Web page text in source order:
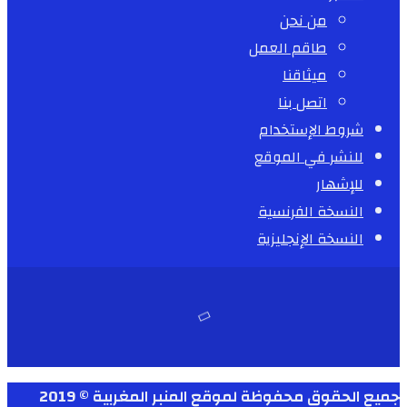
من نحن
طاقم العمل
ميثاقنا
اتصل بنا
شروط الإستخدام
للنشر في الموقع
للإشهار
النسخة الفرنسية
النسخة الإنجليزية
جميع الحقوق محفوظة لموقع المنبر المغربية © 2019